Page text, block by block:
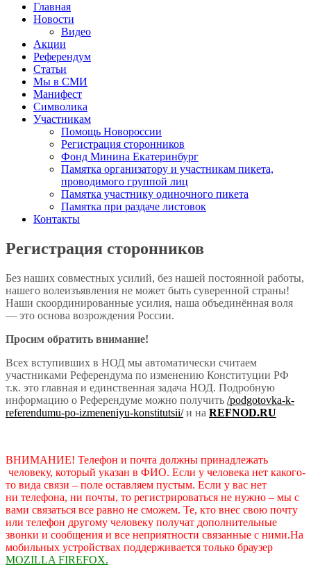
Главная
Новости
Видео
Акции
Референдум
Статьи
Мы в СМИ
Манифест
Символика
Участникам
Помощь Новороссии
Регистрация сторонников
Фонд Минина Екатеринбург
Памятка организатору и участникам пикета,
проводимого группой лиц
Памятка участнику одиночного пикета
Памятка при раздаче листовок
Контакты
Регистрация сторонников
Без наших совместных усилий, без нашей постоянной работы,
нашего волеизъявления не может быть суверенной страны!
Наши скоординированные усилия, наша объединённая воля
— это основа возрождения России.
Просим обратить внимание!
Всех вступивших в НОД мы автоматически считаем
участниками Референдума по изменению Конституции РФ
т.к. это главная и единственная задача НОД. Подробную
информацию о Референдуме можно получить /podgotovka-k-
referendumu-po-izmeneniyu-konstitutsii/и на REFNOD.RU
ВНИМАНИЕ! Телефон и почта должны принадлежать
человеку, который указан в ФИО. Если у человека нет какого-
то вида связи – поле оставляем пустым. Если у вас нет
ни телефона, ни почты, то регистрироваться не нужно – мы с
вами связаться все равно не сможем. Те, кто внес свою почту
или телефон другому человеку получат дополнительные
звонки и сообщения и все неприятности связанные с ними.На
мобильных устройствах поддерживается только браузер
MOZILLA FIREFOX.